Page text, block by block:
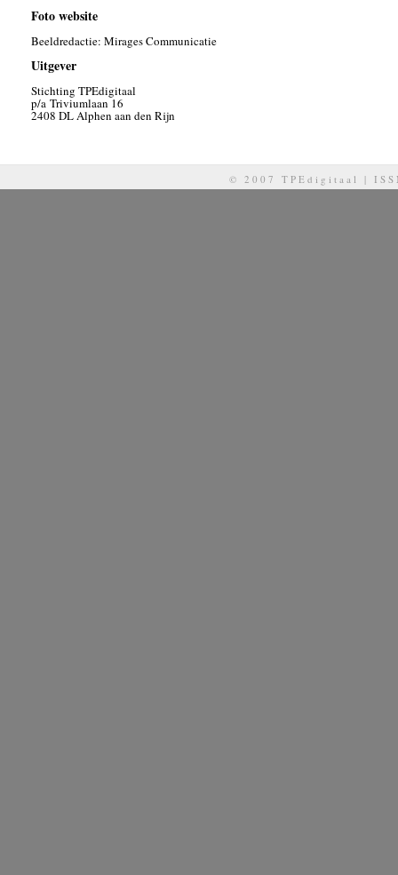
Foto website
Beeldredactie: Mirages Communicatie
Uitgever
Stichting TPEdigitaal
p/a Triviumlaan 16
2408 DL Alphen aan den Rijn
© 2007 TPEdigitaal |